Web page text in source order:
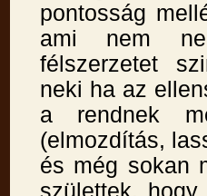
pontosság
ami nem
félszerzetet
neki ha az
a rendnek
(elmozdítás,
és még sokan
születtek,